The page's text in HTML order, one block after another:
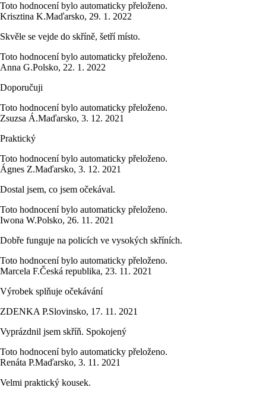
Toto hodnocení bylo automaticky přeloženo.
Krisztina K.Maďarsko, 29. 1. 2022
Skvěle se vejde do skříně, šetří místo.
Toto hodnocení bylo automaticky přeloženo.
Anna G.Polsko, 22. 1. 2022
Doporučuji
Toto hodnocení bylo automaticky přeloženo.
Zsuzsa Á.Maďarsko, 3. 12. 2021
Praktický
Toto hodnocení bylo automaticky přeloženo.
Ágnes Z.Maďarsko, 3. 12. 2021
Dostal jsem, co jsem očekával.
Toto hodnocení bylo automaticky přeloženo.
Iwona W.Polsko, 26. 11. 2021
Dobře funguje na policích ve vysokých skříních.
Toto hodnocení bylo automaticky přeloženo.
Marcela F.Česká republika, 23. 11. 2021
Výrobek splňuje očekávání
ZDENKA P.Slovinsko, 17. 11. 2021
Vyprázdnil jsem skříň. Spokojený
Toto hodnocení bylo automaticky přeloženo.
Renáta P.Maďarsko, 3. 11. 2021
Velmi praktický kousek.